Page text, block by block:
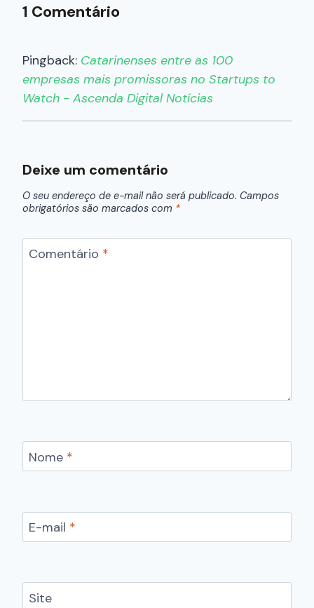
1 Comentário
Pingback: Catarinenses entre as 100
empresas mais promissoras no Startups to
Watch - Ascenda Digital Notícias
Deixe um comentário
O seu endereço de e-mail não será publicado. Campos
obrigatórios são marcados com *
Comentário *
Nome *
E-mail *
Site